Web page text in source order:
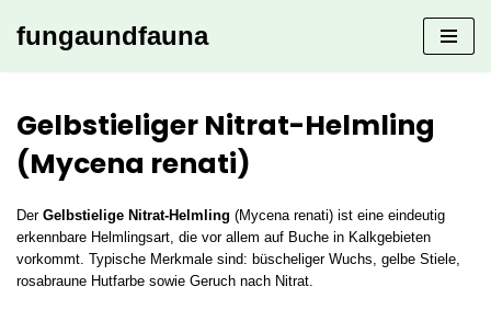
fungaundfauna
Gelbstieliger Nitrat-Helmling
(Mycena renati)
Der Gelbstielige Nitrat-Helmling (Mycena renati) ist eine eindeutig
erkennbare Helmlingsart, die vor allem auf Buche in Kalkgebieten
vorkommt. Typische Merkmale sind: büscheliger Wuchs, gelbe Stiele,
rosabraune Hutfarbe sowie Geruch nach Nitrat.